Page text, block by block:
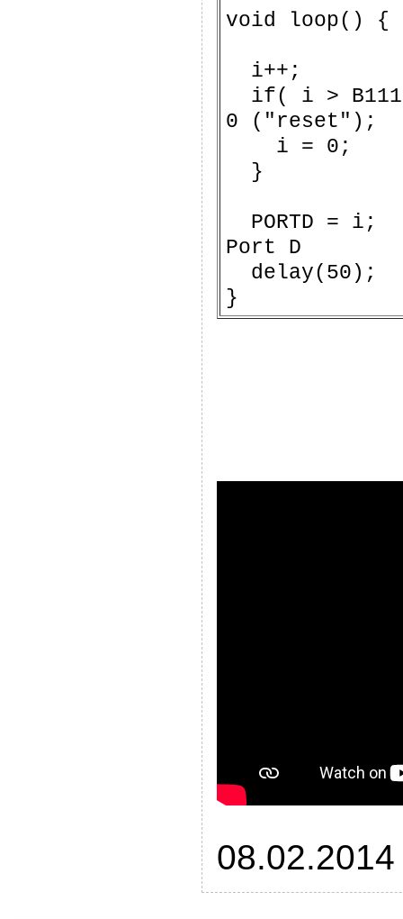
void loop() {
i++;
if( i >
0 ("reset");
i = 0;
}
Port D
delay(50);
}
08.02.2014